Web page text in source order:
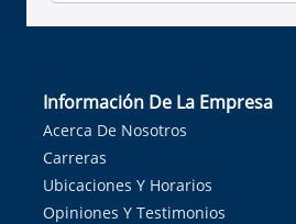
Información De La Empresa
Acerca De Nosotros
Carreras
Ubicaciones Y Horarios
Opiniones Y Testimonios